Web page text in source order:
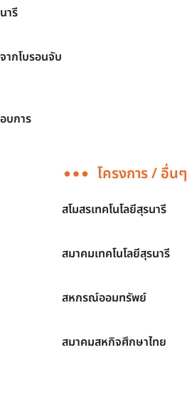
ารี
ากโบรอนจับ
บการ
โครงการ / อื่นๆ
สโมสรเทคโนโลยีสุรนารี
สมาคมเทคโนโลยีสุรนารี
สหกรณ์ออมทรัพย์
สมาคมสหกิจศึกษาไทย